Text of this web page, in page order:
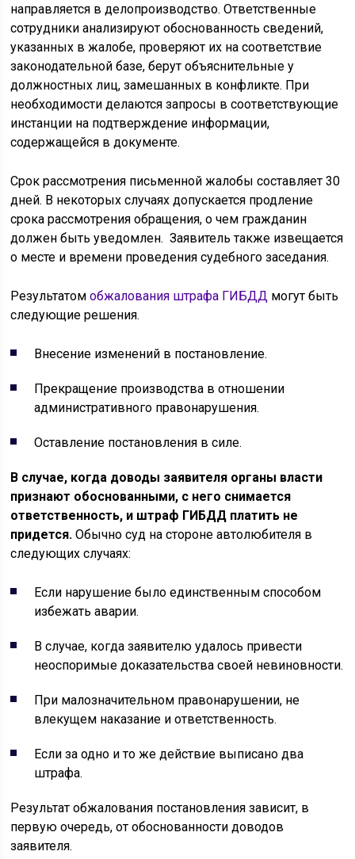
направляется в делопроизводство. Ответственные
сотрудники анализируют обоснованность сведений,
указанных в жалобе, проверяют их на соответствие
законодательной базе, берут объяснительные у
должностных лиц, замешанных в конфликте. При
необходимости делаются запросы в соответствующие
инстанции на подтверждение информации,
содержащейся в документе.
Срок рассмотрения письменной жалобы составляет 30
дней. В некоторых случаях допускается продление
срока рассмотрения обращения, о чем гражданин
должен быть уведомлен. Заявитель также извещается
о месте и времени проведения судебного заседания.
Результатомобжалования штрафа ГИБДД могут быть
следующие решения.
Внесение изменений в постановление.
Прекращение производства в отношении
административного правонарушения.
Оставление постановления в силе.
В случае, когда доводы заявителя органы власти
признают обоснованными, с него снимается
ответственность, и штраф ГИБДД платить не
придется. Обычно суд на стороне автолюбителя в
следующих случаях:
Если нарушение было единственным способом
избежать аварии.
В случае, когда заявителю удалось привести
неоспоримые доказательства своей невиновности.
При малозначительном правонарушении, не
влекущем наказание и ответственность.
Если за одно и то же действие выписано два
штрафа.
Результат обжалования постановления зависит, в
первую очередь, от обоснованности доводов
заявителя.